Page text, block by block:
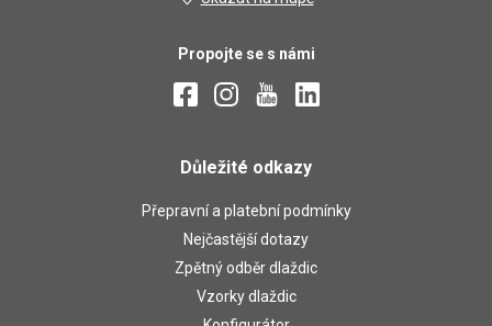
Propojte se s námi
Důležité odkazy
Přepravní a platební podmínky
Nejčastější dotazy
Zpětný odběr dlaždic
Vzorky dlaždic